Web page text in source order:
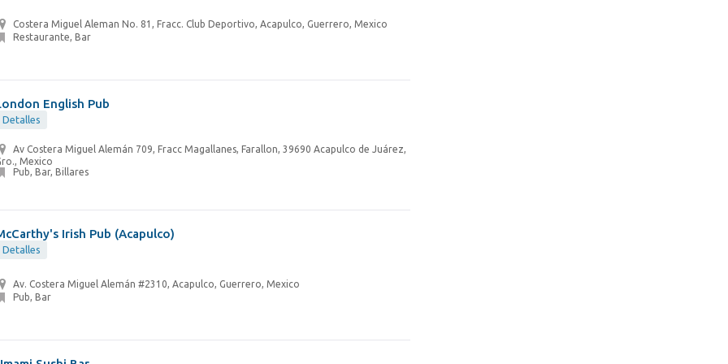
Costera Miguel Aleman No. 81, Fracc. Club Deportivo, Acapulco, Guerrero, Mexico
Restaurante, Bar
English Pub
Detalles
Av Costera Miguel Alemán 709, Fracc Magallanes, Farallon, 39690 Acapulco de Juárez,
Mexico
Pub, Bar, Billares
Irish Pub (Acapulco)
Detalles
Av. Costera Miguel Alemán #2310, Acapulco, Guerrero, Mexico
Pub, Bar